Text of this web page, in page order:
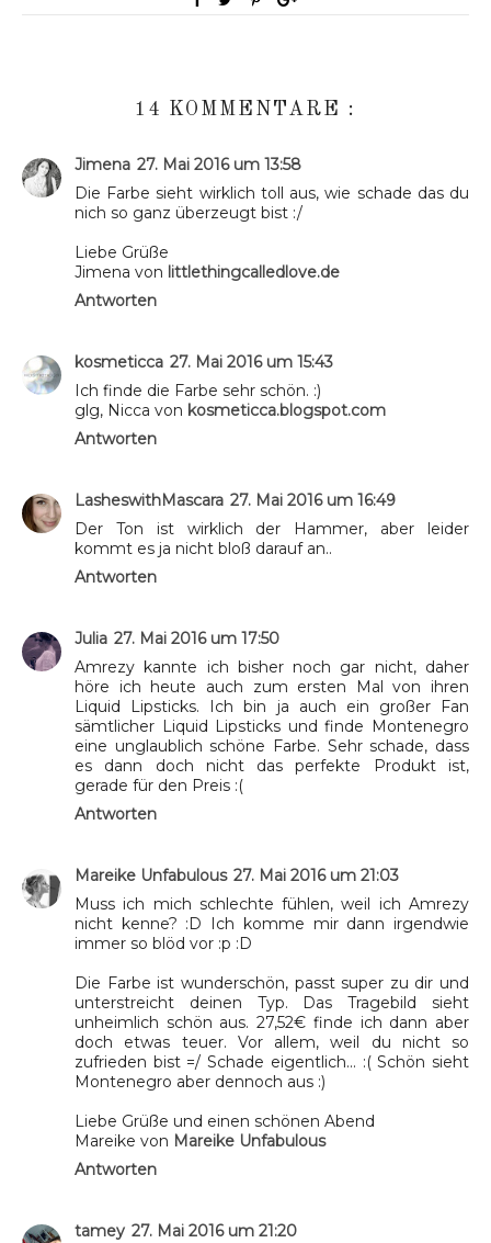
14 KOMMENTARE :
Jimena 27. Mai 2016 um 13:58
Die Farbe sieht wirklich toll aus, wie schade das du
nich so ganz überzeugt bist :/
Liebe Grüße
Jimena von littlethingcalledlove.de
Antworten
kosmeticca 27. Mai 2016 um 15:43
Ich finde die Farbe sehr schön. :)
glg, Nicca von kosmeticca.blogspot.com
Antworten
LasheswithMascara 27. Mai 2016 um 16:49
Der Ton ist wirklich der Hammer, aber leider
kommt es ja nicht bloß darauf an..
Antworten
Julia 27. Mai 2016 um 17:50
Amrezy kannte ich bisher noch gar nicht, daher
höre ich heute auch zum ersten Mal von ihren
Liquid Lipsticks. Ich bin ja auch ein großer Fan
sämtlicher Liquid Lipsticks und finde Montenegro
eine unglaublich schöne Farbe. Sehr schade, dass
es dann doch nicht das perfekte Produkt ist,
gerade für den Preis :(
Antworten
Mareike Unfabulous 27. Mai 2016 um 21:03
Muss ich mich schlechte fühlen, weil ich Amrezy
nicht kenne? :D Ich komme mir dann irgendwie
immer so blöd vor :p :D
Die Farbe ist wunderschön, passt super zu dir und
unterstreicht deinen Typ. Das Tragebild sieht
unheimlich schön aus. 27,52€ finde ich dann aber
doch etwas teuer. Vor allem, weil du nicht so
zufrieden bist =/ Schade eigentlich... :( Schön sieht
Montenegro aber dennoch aus :)
Liebe Grüße und einen schönen Abend
Mareike von Mareike Unfabulous
Antworten
tamey 27. Mai 2016 um 21:20